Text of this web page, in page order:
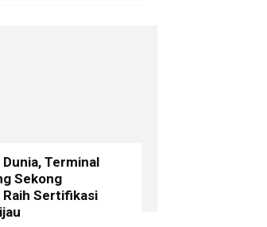
Terminal
Sekong
Raih Sertifikasi